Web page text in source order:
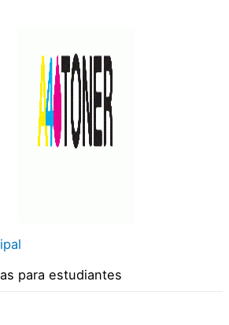
para estudiantes